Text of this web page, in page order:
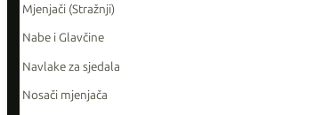
Mjenjači (Stražnji)
Nabe i Glavčine
Navlake za sjedala
Nosači mjenjača